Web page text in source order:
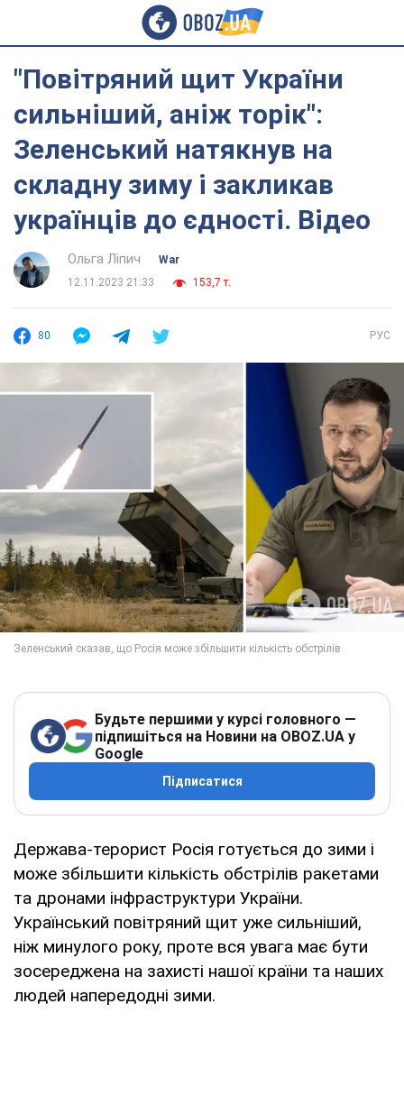
"Повітряний щит України
сильніший, аніж торік":
Зеленський натякнув на
складну зиму і закликав
українців до єдності. Відео
Ольга Ліпич
War
12.11.2023 21:33
153,7 т.
80 РУС
Будьте першими у курсі головного —
підпишіться на Новини на OBOZ.UA у
Google
Підписатися
Держава-терорист Росія готується до зими і
може збільшити кількість обстрілів ракетами
та дронами інфраструктури України.
Український повітряний щит уже сильніший,
ніж минулого року, проте вся увага має бути
зосереджена на захисті нашої країни та наших
людей напередодні зими.